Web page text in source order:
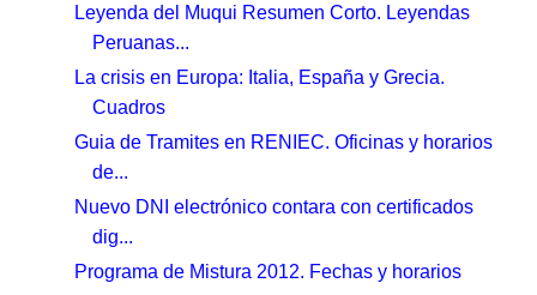
Leyenda del Muqui Resumen Corto. Leyendas
Peruanas...
La crisis en Europa: Italia, España y Grecia.
Cuadros
Guia de Tramites en RENIEC. Oficinas y horarios
de...
Nuevo DNI electrónico contara con certificados
dig...
Programa de Mistura 2012. Fechas y horarios